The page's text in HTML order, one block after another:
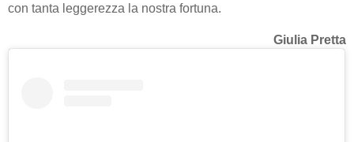
con tanta leggerezza la nostra fortuna.
Giulia Pretta